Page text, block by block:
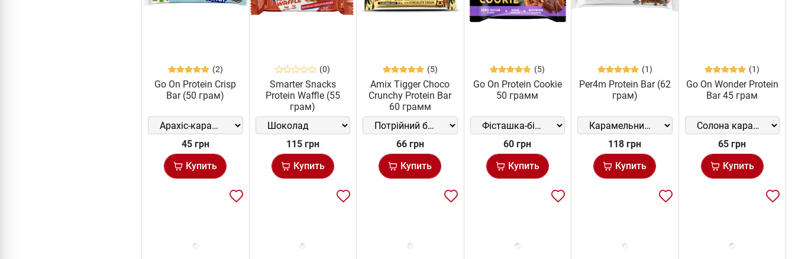
(2)
Go On Protein Crisp
Bar (50 грам)
45 грн
Купить
(0)
Smarter Snacks
Protein Waffle (55
грам)
115 грн
Купить
(5)
Amix Tigger Choco
Crunchy Protein Bar
60 грамм
66 грн
Купить
(5)
Go On Protein Cookie
50 грамм
60 грн
Купить
(1)
Per4m Protein Bar (62
грам)
118 грн
Купить
(1)
Go On Wonder Protein
Bar 45 грам
65 грн
Купить